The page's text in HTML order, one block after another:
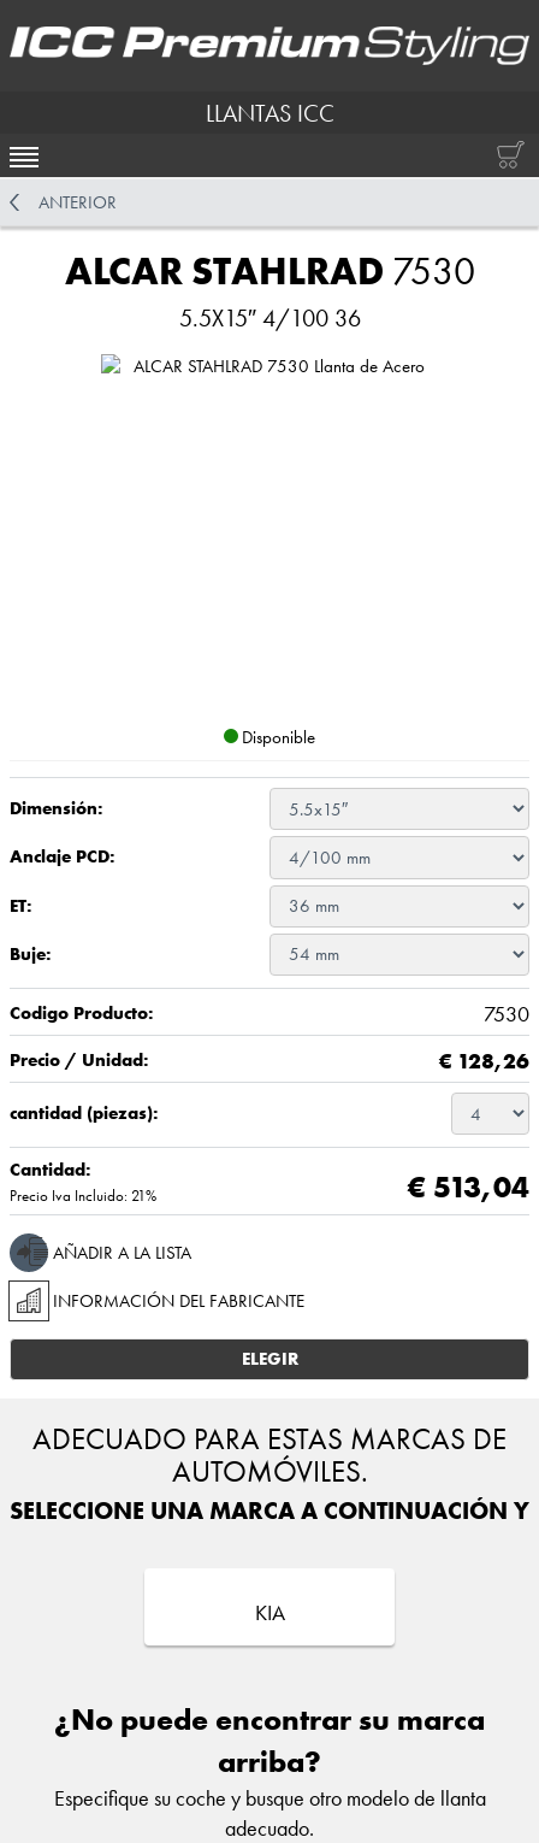
LLANTAS ICC
ACTIVAR NAVEGACIÓN
ANTERIOR
ALCAR STAHLRAD 7530
5.5X15″ 4/100 36
Disponible
Dimensión:
Anclaje PCD:
ET:
Buje:
Codigo Producto: 7530
Precio / Unidad: € 128,26
cantidad (piezas):
Cantidad:
Precio Iva Incluido: 21% € 513,04
AÑADIR A LA LISTA
INFORMACIÓN DEL FABRICANTE
ELEGIR
ADECUADO PARA ESTAS MARCAS DE
AUTOMÓVILES.
SELECCIONE UNA MARCA A CONTINUACIÓN Y
KIA
¿No puede encontrar su marca
arriba?
Especifique su coche y busque otro modelo de llanta
adecuado.